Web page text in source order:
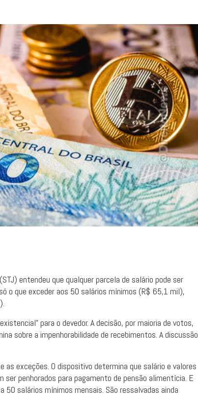
entendeu que qualquer parcela de salário pode ser
o que exceder aos 50 salários mínimos (R$ 65,1 mil),
para o devedor. A decisão, por maioria de votos,
sobre a impenhorabilidade de recebimentos. A discussão
exceções. O dispositivo determina que salário e valores
penhorados para pagamento de pensão alimentícia. E
50 salários mínimos mensais. São ressalvadas ainda